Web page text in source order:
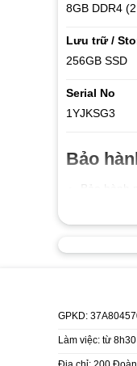
8GB DDR4
Lưu trữ /
256GB SSD
Serial No
1YJKSG3
Bảo
Bảo hành
GPKD:
Làm việc: từ